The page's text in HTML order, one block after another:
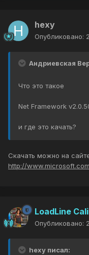
hexy
Опубликовано:
Андриевская
Что это такое
Net Framework
и где это качать?
Скачать можно на
http://
LoadLine
Опубликовано:
hexy писал: